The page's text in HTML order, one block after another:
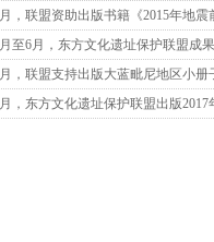
，联盟资助出版书籍《2015年地
至6月，东方文化遗址保护联盟
，联盟支持出版大蓝毗尼地区小册
，东方文化遗址保护联盟出版2017